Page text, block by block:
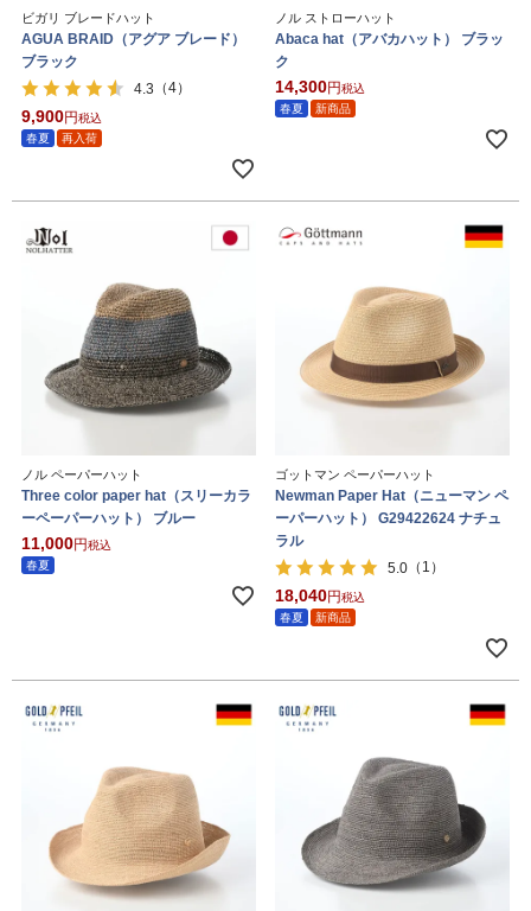
ビガリ ブレードハット
AGUA BRAID（アグア ブレード）
ブラック
4.3 （4）
9,900
税込
春夏
再入荷
ノル ストローハット
Abaca hat（アバカハット） ブラッ
ク
14,300
税込
春夏
新商品
ノル ペーパーハット
Three color paper hat（スリーカラ
ーペーパーハット） ブルー
11,000
税込
春夏
ゴットマン ペーパーハット
Newman Paper Hat（ニューマン ペ
ーパーハット） G29422624 ナチュ
ラル
5.0 （1）
18,040
税込
春夏
新商品